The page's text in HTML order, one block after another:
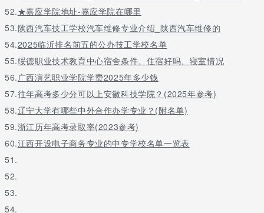
52.★嘉应学院地址-嘉应学院在哪里
53.陕西汽车技工学校汽车维修专业介绍_陕西汽车维修的
54.2025临沂排名前五的公办技工学校名单
55.绥德职业技术教育中心宿舍条件、住宿好吗、寝室情况
56.广西演艺职业学院学费2025年多少钱
57.往年高考多少分可以上安徽科技学院？(2025年参考)
58.辽宁大学有哪些中外合作办学专业？(附名单)
59.浙江历年高考录取率(2023参考)
60.江西开设电子商务专业的中专学校名单一览表
51.
52.
53.
54.